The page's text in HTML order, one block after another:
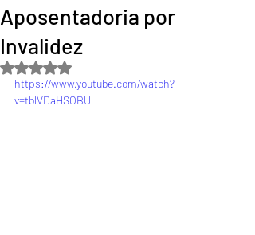
Aposentadoria por
Invalidez
Avaliado com NaN de 5 estrelas.
https://www.youtube.com/watch?
v=tblVDaHSOBU